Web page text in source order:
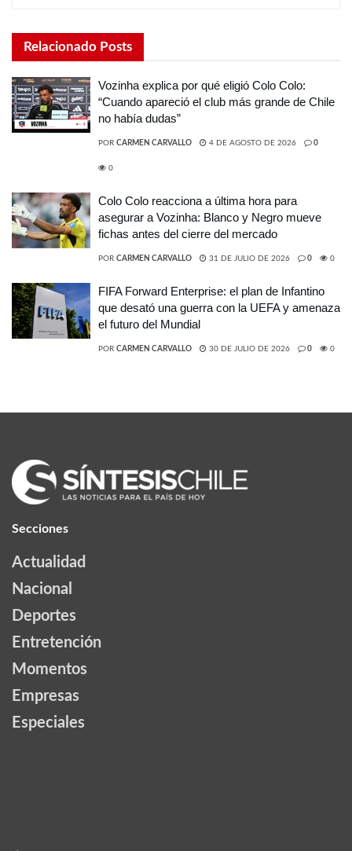
Relacionado Posts
Vozinha explica por qué eligió Colo Colo:
“Cuando apareció el club más grande de Chile
no había dudas”
POR CARMEN CARVALLO 4 DE AGOSTO DE 2026 0
0
Colo Colo reacciona a última hora para
asegurar a Vozinha: Blanco y Negro mueve
fichas antes del cierre del mercado
POR CARMEN CARVALLO 31 DE JULIO DE 2026 0 0
FIFA Forward Enterprise: el plan de Infantino
que desató una guerra con la UEFA y amenaza
el futuro del Mundial
POR CARMEN CARVALLO 30 DE JULIO DE 2026 0 0
Secciones
Actualidad
Nacional
Deportes
Entretención
Momentos
Empresas
Especiales